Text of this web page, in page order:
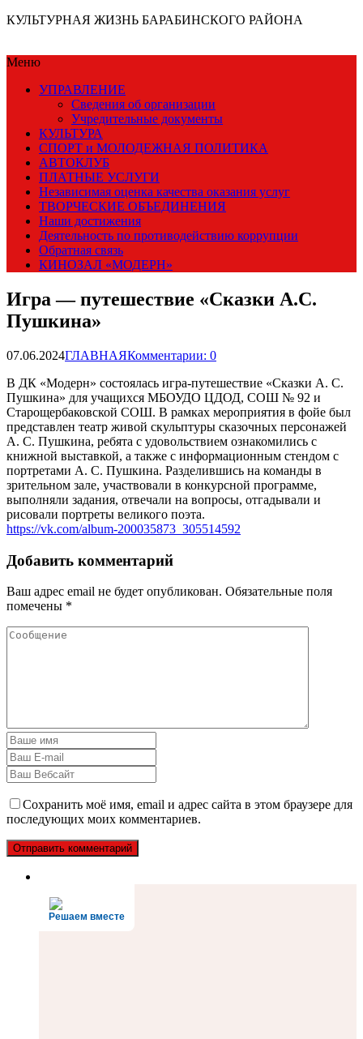
КУЛЬТУРНАЯ ЖИЗНЬ БАРАБИНСКОГО РАЙОНА
Меню
УПРАВЛЕНИЕ
Сведения об организации
Учредительные документы
КУЛЬТУРА
СПОРТ и МОЛОДЕЖНАЯ ПОЛИТИКА
АВТОКЛУБ
ПЛАТНЫЕ УСЛУГИ
Независимая оценка качества оказания услуг
ТВОРЧЕСКИЕ ОБЪЕДИНЕНИЯ
Наши достижения
Деятельность по противодействию коррупции
Обратная связь
КИНОЗАЛ «МОДЕРН»
Игра — путешествие «Сказки А.С.
Пушкина»
07.06.2024ГЛАВНАЯКомментарии: 0
В ДК «Модерн» состоялась игра-путешествие «Сказки А. С.
Пушкина» для учащихся МБОУДО ЦДОД, СОШ № 92 и
Старощербаковской СОШ. В рамках мероприятия в фойе был
представлен театр живой скульптуры сказочных персонажей
А. С. Пушкина, ребята с удовольствием ознакомились с
книжной выставкой, а также с информационным стендом с
портретами А. С. Пушкина. Разделившись на команды в
зрительном зале, участвовали в конкурсной программе,
выполняли задания, отвечали на вопросы, отгадывали и
рисовали портреты великого поэта.
https://vk.com/album-200035873_305514592
Добавить комментарий
Ваш адрес email не будет опубликован. Обязательные поля
помечены *
Сохранить моё имя, email и адрес сайта в этом браузере для
последующих моих комментариев.
Решаем вместе